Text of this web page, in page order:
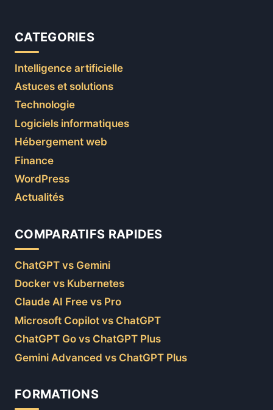
CATEGORIES
Intelligence artificielle
Astuces et solutions
Technologie
Logiciels informatiques
Hébergement web
Finance
WordPress
Actualités
COMPARATIFS RAPIDES
ChatGPT vs Gemini
Docker vs Kubernetes
Claude AI Free vs Pro
Microsoft Copilot vs ChatGPT
ChatGPT Go vs ChatGPT Plus
Gemini Advanced vs ChatGPT Plus
FORMATIONS